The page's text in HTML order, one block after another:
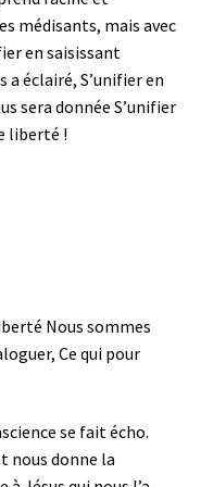
médisants, mais avec
en saisissant
a éclairé, S’unifier en
sera donnée S’unifier
liberté !
Nous sommes
Ce qui pour
se fait écho.
nous donne la